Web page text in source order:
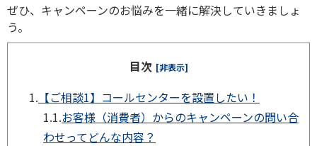
ぜひ、キャンペーンのお悩みを一緒に解決していきましょ
う。
目次 [非表示]
1. 【ご相談1】コールセンターを設置したい！
1.1.お客様（消費者）からのキャンペーンの問い合
わせってどんな内容？